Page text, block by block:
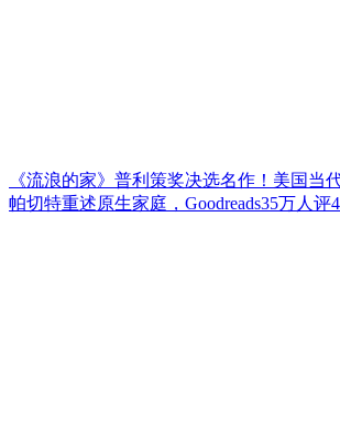
《流浪的家》普利策奖决选名作！美国当
帕切特重述原生家庭，Goodreads35万人评